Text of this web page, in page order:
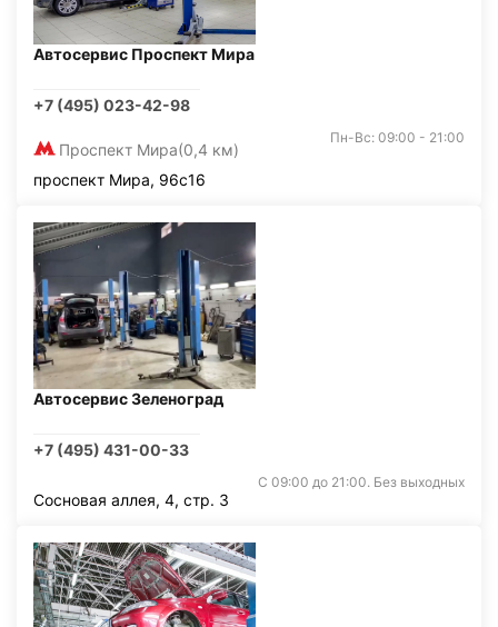
Автосервис Проспект Мира
+7 (495) 023-42-98
Проспект Мира(0,4 км)
Пн-Вс: 09:00 - 21:00
проспект Мира, 96с16
Автосервис Зеленоград
+7 (495) 431-00-33
С 09:00 до 21:00. Без выходных
Сосновая аллея, 4, стр. 3